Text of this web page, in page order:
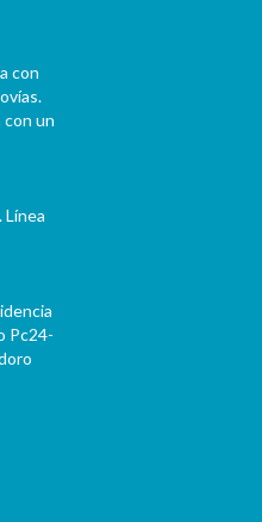
con
con un
Línea
Pc24-